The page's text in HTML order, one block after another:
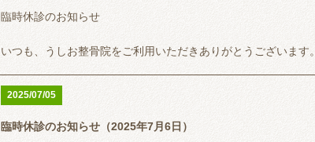
臨時休診のお知らせ
いつも、うしお整骨院をご利用いただきありがとうございます。
8月10日（日）
空手の試合帯同の仕事のため休診とさせていただきます。
2025/07/05
臨時休診のお知らせ（2025年7月6日）